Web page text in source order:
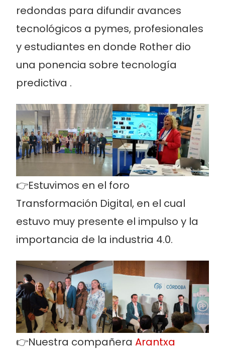
redondas para difundir avances
tecnológicos a pymes, profesionales
y estudiantes en donde Rother dio
una ponencia sobre tecnología
predictiva .
👉Estuvimos en el foro
Transformación Digital, en el cual
estuvo muy presente el impulso y la
importancia de la industria 4.0.
👉Nuestra compañera Arantxa